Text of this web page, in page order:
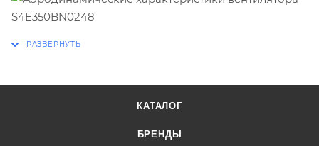
КАТАЛОГ
БРЕНДЫ